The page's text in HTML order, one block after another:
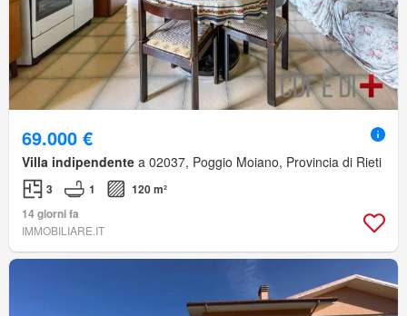
69.000 €
Villa indipendente a 02037, Poggio Moiano, Provincia di Rieti
3 1
120 m²
14 giorni fa
IMMOBILIARE.IT